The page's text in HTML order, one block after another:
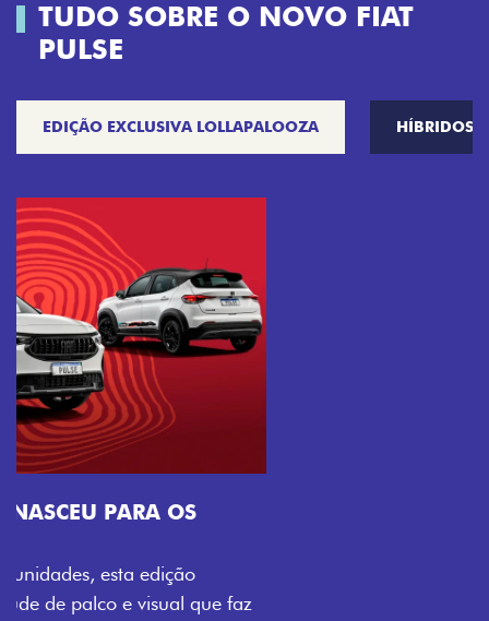
TUDO SOBRE O NOVO FIAT
PULSE
EDIÇÃO EXCLUSIVA LOLLAPALOOZA HÍBRIDOS
VISUAL COM ENERGIA LOLLABR
festival: série numerada, adesivo lateral LollaBR e a
soleira temática que reforçam a exclusividade,
Previous
Próximo